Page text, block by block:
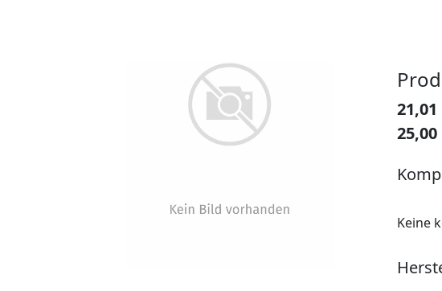
21,01
25,00
Keine